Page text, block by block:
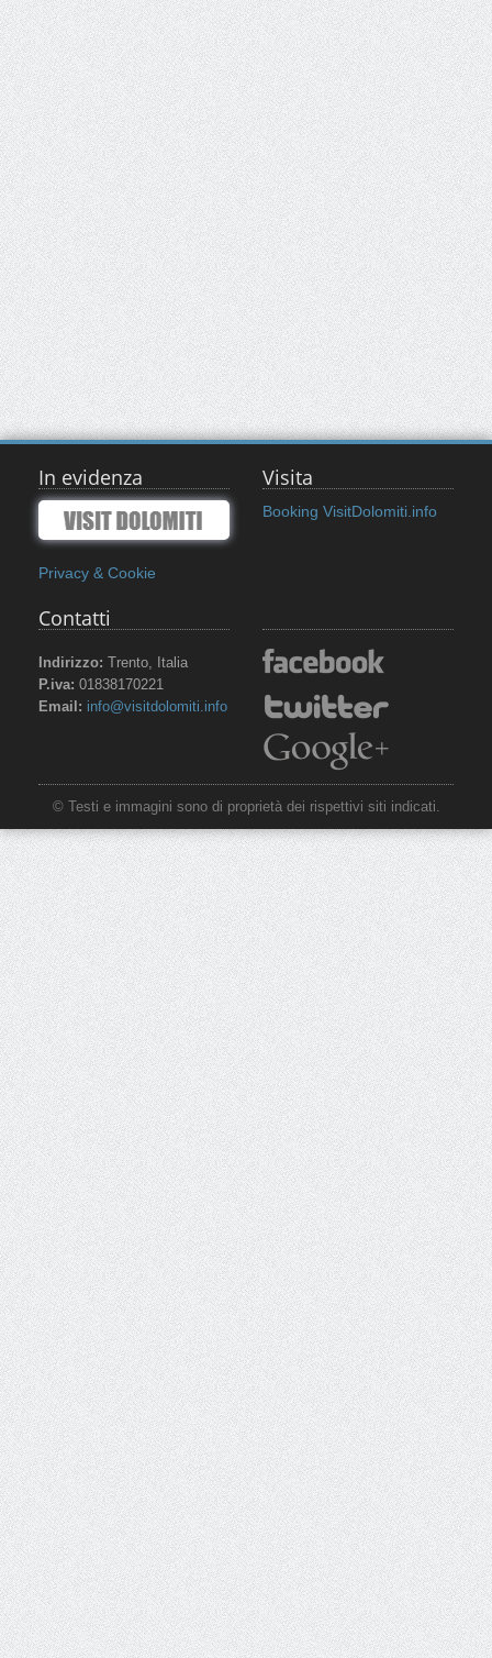
In evidenza
Privacy & Cookie
Visita
Booking VisitDolomiti.info
Contatti
Indirizzo: Trento, Italia
P.iva: 01838170221
Email: info@visitdolomiti.info
© Testi e immagini sono di proprietà dei rispettivi siti indicati.